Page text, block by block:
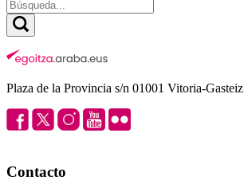
Plaza de la Provincia s/n 01001 Vitoria-Gasteiz
Contacto